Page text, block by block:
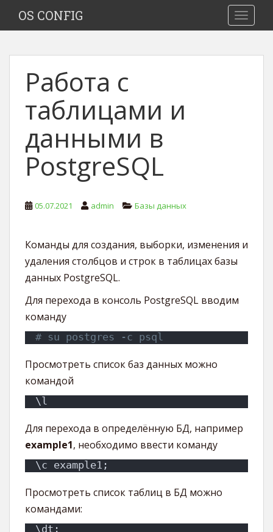
i
OS CONFIG
Работа с
таблицами и
данными в
PostgreSQL
05.07.2021 admin Базы данных
Команды для создания, выборки, изменения и
удаления столбцов и строк в таблицах базы
данных PostgreSQL.
Для перехода в консоль PostgreSQL вводим
команду
# su postgres -c psql
Просмотреть список баз данных можно
командой
\l
Для перехода в определённую БД, например
example1, необходимо ввести команду
\c example1;
Просмотреть список таблиц в БД можно
командами:
\dt;